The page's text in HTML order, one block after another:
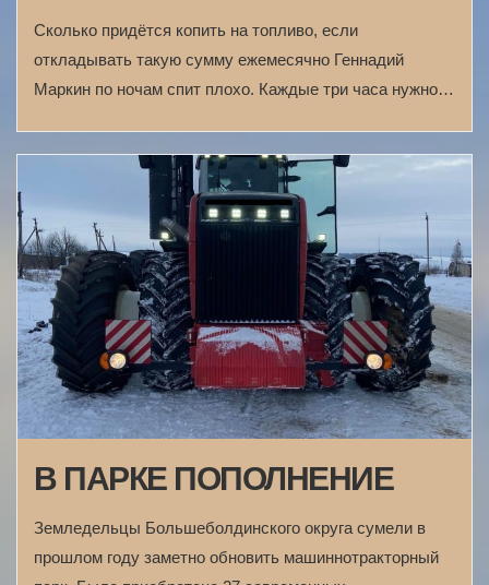
Сколько придётся копить на топливо, если
откладывать такую сумму ежемесячно Геннадий
Маркин по ночам спит плохо. Каждые три часа нужно…
В ПАРКЕ ПОПОЛНЕНИЕ
Земледельцы Большеболдинского округа сумели в
прошлом году заметно обновить машиннотракторный